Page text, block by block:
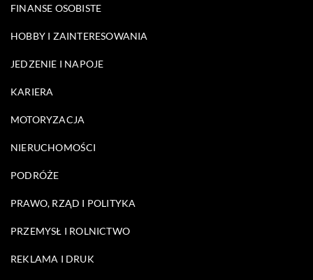
FINANSE OSOBISTE
HOBBY I ZAINTERESOWANIA
JEDZENIE I NAPOJE
KARIERA
MOTORYZACJA
NIERUCHOMOŚCI
PODRÓŻE
PRAWO, RZĄD I POLITYKA
PRZEMYSŁ I ROLNICTWO
REKLAMA I DRUK